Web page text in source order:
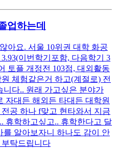
업하는데
아요. 서울 10위권 대학 화공
이번학기포함, 다음학기 3
토플 개정전 103점, 대외활동
체험같은거 하고(계절로) 전
니다.. 원래 가고싶은 분야가
자대든 해외든 타대든 대학원
공 하나 f맞고 현타와서 지금
휴학하고싶고.. 휴학한다고 달
를 알아보자니 하나도 감이 안
탁드립니다